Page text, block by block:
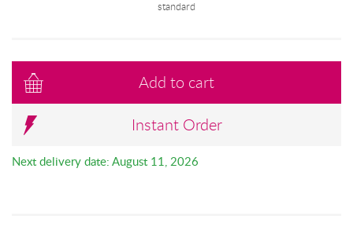
standard
Add to cart
Instant Order
Next delivery date: August 11, 2026